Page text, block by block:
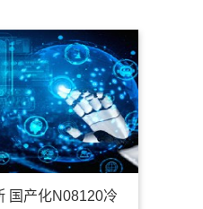
国产化N08120冷